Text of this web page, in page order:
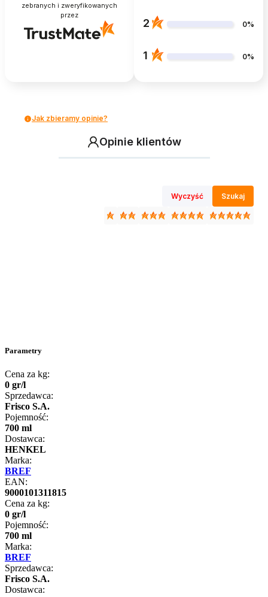
zebranych i zweryfikowanych
przez
2 0%
1 0%
Jak zbieramy opinie?
Opinie klientów
Wyczyść Szukaj
Parametry
Cena za kg:
0 gr/l
Sprzedawca:
Frisco S.A.
Pojemność:
700 ml
Dostawca:
HENKEL
Marka:
BREF
EAN:
9000101311815
Cena za kg:
0 gr/l
Pojemność:
700 ml
Marka:
BREF
Sprzedawca:
Frisco S.A.
Dostawca: